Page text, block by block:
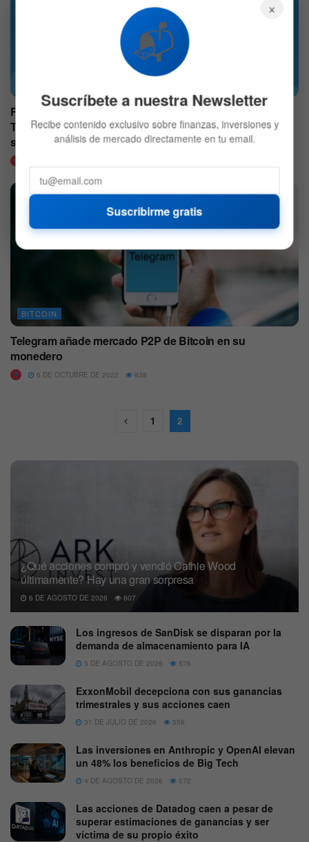
Fundación TON agrega USDT a su bot @wallet en
Telegram, permitiendo a los usuarios enviar y recibir la
stablecoin dentro de los chats
BITCOIN
Telegram añade mercado P2P de Bitcoin en su
monedero
6 DE OCTUBRE DE 2022 638
1 2
¿Qué acciones compró y vendió Cathie Wood
últimamente? Hay una gran sorpresa
6 DE AGOSTO DE 2026 607
Los ingresos de SanDisk se disparan por la
demanda de almacenamiento para IA
5 DE AGOSTO DE 2026 576
ExxonMobil decepciona con sus ganancias
trimestrales y sus acciones caen
31 DE JULIO DE 2026 556
Las inversiones en Anthropic y OpenAI elevan
un 48% los beneficios de Big Tech
4 DE AGOSTO DE 2026 572
Las acciones de Datadog caen a pesar de
superar estimaciones de ganancias y ser
víctima de su propio éxito
×
📬
Suscríbete a nuestra Newsletter
Recibe contenido exclusivo sobre finanzas, inversiones y
análisis de mercado directamente en tu email.
Suscribirme gratis